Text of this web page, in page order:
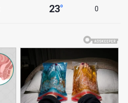
23° 0